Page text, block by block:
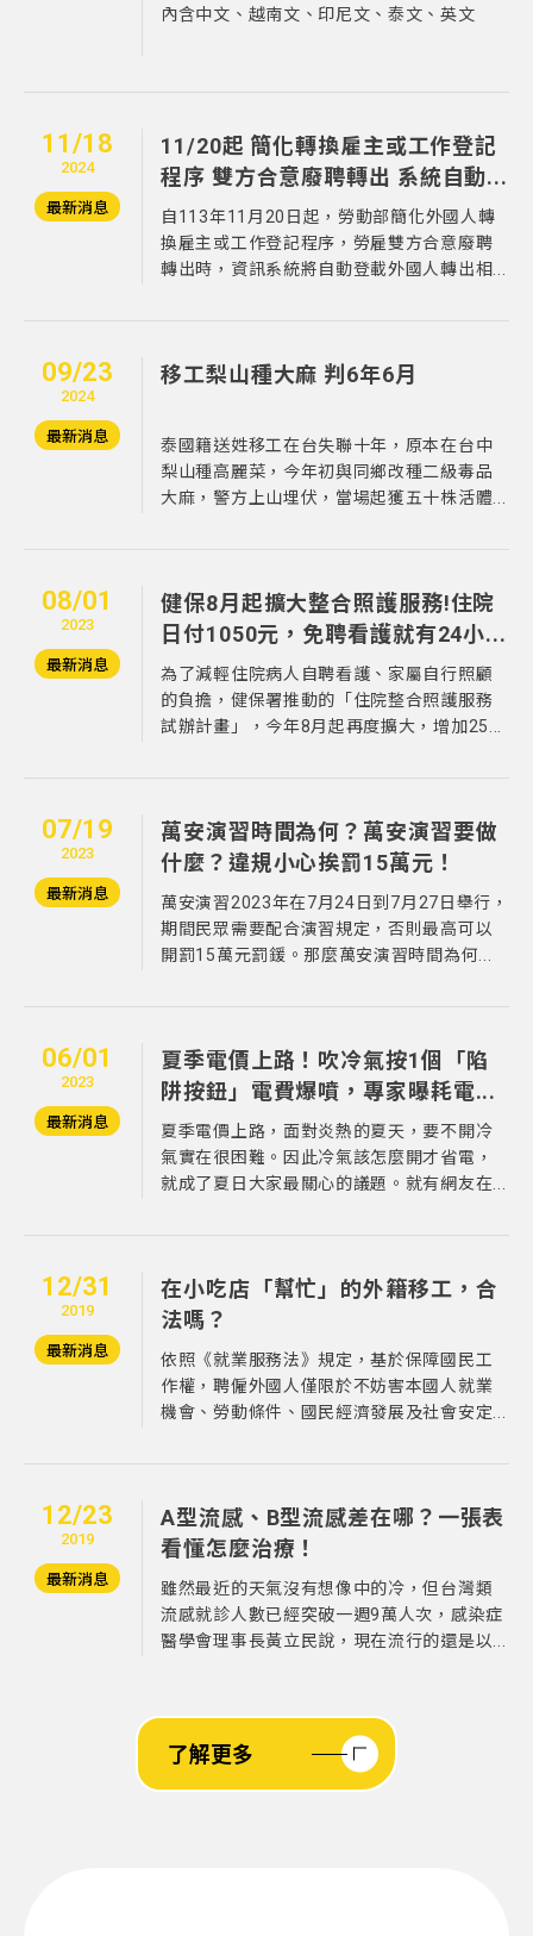
內含中文、越南文、印尼文、泰文、英文
11/18
2024
最新消息
11/20起 簡化轉換雇主或工作登記
程序 雙方合意廢聘轉出 系統自動...
自113年11月20日起，勞動部簡化外國人轉
換雇主或工作登記程序，勞雇雙方合意廢聘
轉出時，資訊系統將自動登載外國人轉出相...
09/23
2024
最新消息
移工梨山種大麻 判6年6月
泰國籍送姓移工在台失聯十年，原本在台中
梨山種高麗菜，今年初與同鄉改種二級毒品
大麻，警方上山埋伏，當場起獲五十株活體...
08/01
2023
最新消息
健保8月起擴大整合照護服務!住院
日付1050元，免聘看護就有24小...
為了減輕住院病人自聘看護、家屬自行照顧
的負擔，健保署推動的「住院整合照護服務
試辦計畫」，今年8月起再度擴大，增加25...
07/19
2023
最新消息
萬安演習時間為何？萬安演習要做
什麼？違規小心挨罰15萬元！
萬安演習2023年在7月24日到7月27日舉行，
期間民眾需要配合演習規定，否則最高可以
開罰15萬元罰鍰。那麼萬安演習時間為何...
06/01
2023
最新消息
夏季電價上路！吹冷氣按1個「陷
阱按鈕」電費爆噴，專家曝耗電...
夏季電價上路，面對炎熱的夏天，要不開冷
氣實在很困難。因此冷氣該怎麼開才省電，
就成了夏日大家最關心的議題。就有網友在...
12/31
2019
最新消息
在小吃店「幫忙」的外籍移工，合
法嗎？
依照《就業服務法》規定，基於保障國民工
作權，聘僱外國人僅限於不妨害本國人就業
機會、勞動條件、國民經濟發展及社會安定...
12/23
2019
最新消息
A型流感、B型流感差在哪？一張表
看懂怎麼治療！
雖然最近的天氣沒有想像中的冷，但台灣類
流感就診人數已經突破一週9萬人次，感染症
醫學會理事長黃立民說，現在流行的還是以...
了解更多